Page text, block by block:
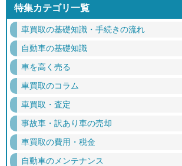
特集カテゴリ一覧
車買取の基礎知識・手続きの流れ
自動車の基礎知識
車を高く売る
車買取のコラム
車買取・査定
事故車・訳あり車の売却
車買取の費用・税金
自動車のメンテナンス